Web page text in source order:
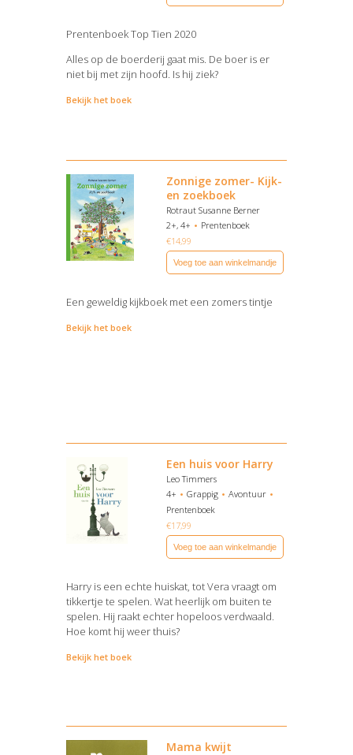
Prentenboek Top Tien 2020
Alles op de boerderij gaat mis. De boer is er
niet bij met zijn hoofd. Is hij ziek?
Bekijk het boek
Zonnige zomer- Kijk-
en zoekboek
Rotraut Susanne Berner
2+, 4+
Prentenboek
€14,99
Voeg toe aan winkelmandje
Een geweldig kijkboek met een zomers tintje
Bekijk het boek
Een huis voor Harry
Leo Timmers
4+
Grappig
Avontuur
Prentenboek
€17,99
Voeg toe aan winkelmandje
Harry is een echte huiskat, tot Vera vraagt om
tikkertje te spelen. Wat heerlijk om buiten te
spelen. Hij raakt echter hopeloos verdwaald.
Hoe komt hij weer thuis?
Bekijk het boek
Mama kwijt